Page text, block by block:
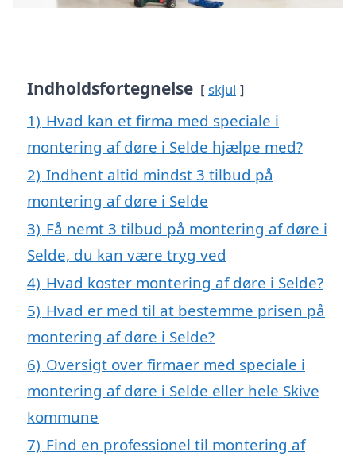
Indholdsfortegnelse skjul
1) Hvad kan et firma med speciale i
montering af døre i Selde hjælpe med?
2) Indhent altid mindst 3 tilbud på
montering af døre i Selde
3) Få nemt 3 tilbud på montering af døre i
Selde, du kan være tryg ved
4) Hvad koster montering af døre i Selde?
5) Hvad er med til at bestemme prisen på
montering af døre i Selde?
6) Oversigt over firmaer med speciale i
montering af døre i Selde eller hele Skive
kommune
7) Find en professionel til montering af